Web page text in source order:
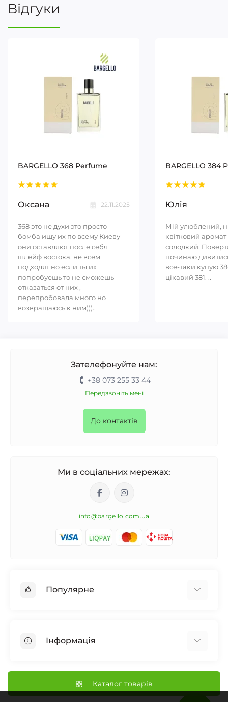
Відгуки
BARGELLO 368 Perfume
Оксана 22.11.2025
368 это не духи это просто
бомба ищу их по всему Киеву
они оставляют после себя
шлейф востока, не всем
подходят но если ты их
попробуешь то не сможешь
отказаться от них ,
перепробовала много но
возвращаюсь к ним)))..
BARGELLO 384
Юлія
Мій улюблений,
квітковий аромат
солодкий.
починаю
все-таки купую
цікавий 381. ..
Зателефонуйте нам:
+38 073 255 33 44
Передзвоніть мені
До контактів
Ми в соціальних мережах:
info@bargello.com.ua
Популярне
Унісекс Парфумерія
Автомобільний ароматизатор
Нішева парфумерія
Інформація
Наші Магазини
Доставка та Оплата
Каталог товарів